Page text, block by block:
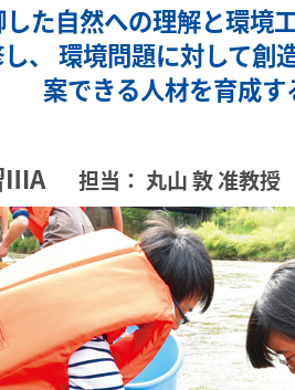
た自然への理解と環境
、 環境問題に対して創
案できる人材を育成す
ⅢA 担当： 丸山 敦 准教授